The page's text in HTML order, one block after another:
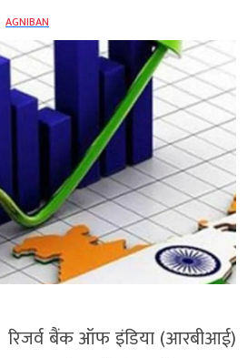
AGNIBAN
रिजर्व बैंक ऑफ इंडिया (आरबीआई)